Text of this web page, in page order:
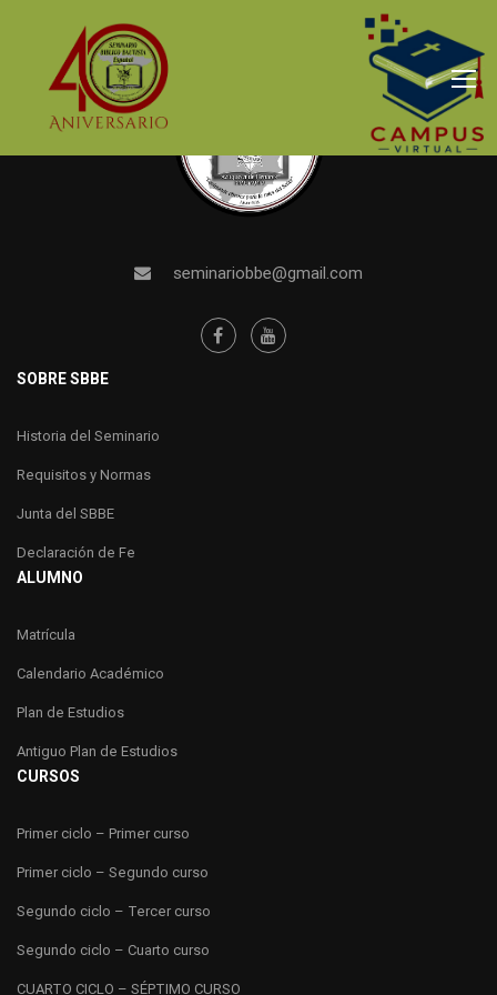
seminariobbe@gmail.com
SOBRE SBBE
Historia del Seminario
Requisitos y Normas
Junta del SBBE
Declaración de Fe
ALUMNO
Matrícula
Calendario Académico
Plan de Estudios
Antiguo Plan de Estudios
CURSOS
Primer ciclo – Primer curso
Primer ciclo – Segundo curso
Segundo ciclo – Tercer curso
Segundo ciclo – Cuarto curso
CUARTO CICLO – SÉPTIMO CURSO